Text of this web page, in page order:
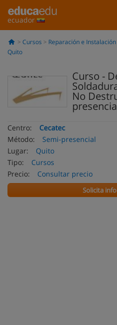
ecuador
Cursos Reparación e
Quito
Curso -
No
Centro:
Cecatec
Método:
Semi-presencial
Lugar:
Quito
Tipo:
Cursos
Precio:
Consultar precio
Solicita